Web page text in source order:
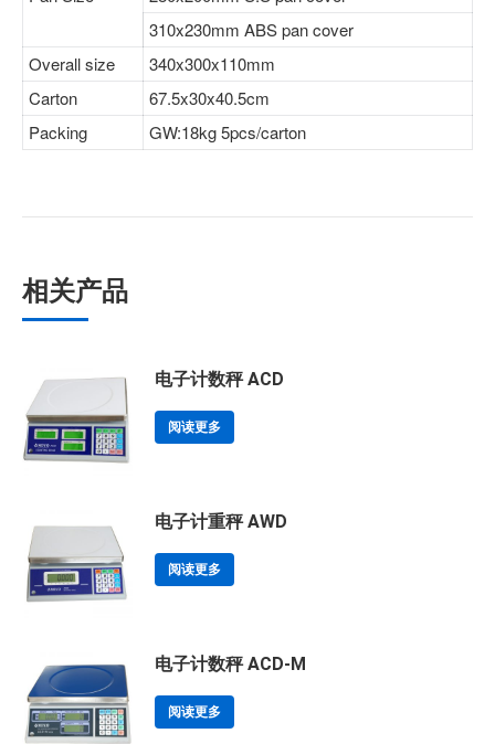
310x230mm ABS pan cover
Overall size
340x300x110mm
Carton
67.5x30x40.5cm
Packing
GW:18kg 5pcs/carton
相关产品
电子计数秤 ACD
阅读更多
电子计重秤 AWD
阅读更多
电子计数秤 ACD-M
阅读更多